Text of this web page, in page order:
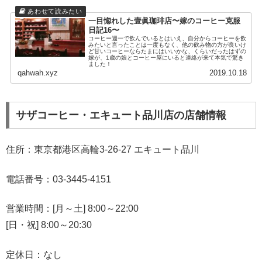
一目惚れした壹眞珈琲店〜嫁のコーヒー克服
日記16〜
コーヒー週一で飲んでいるとはいえ、自分からコーヒーを飲
みたいと言ったことは一度もなく、他の飲み物の方が良いけ
ど甘いコーヒーならたまにはいいかな、くらいだったはずの
嫁が、1歳の娘とコーヒー屋にいると連絡が来て本気で驚き
ました！
qahwah.xyz 2019.10.18
サザコーヒー・エキュート品川店の店舗情報
住所：東京都港区高輪3-26-27 エキュート品川
電話番号：03-3445-4151
営業時間：[月～土] 8:00～22:00
[日・祝] 8:00～20:30
定休日：なし